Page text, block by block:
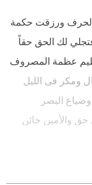
ورزقت حكمة
لك الحق حقاً
عظمة المصروف
ومكر فى الليل
البصر
والأمين خائن
ورزقت